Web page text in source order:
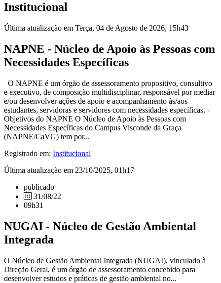
Institucional
Última atualização em Terça, 04 de Agosto de 2026, 15h43
NAPNE - Núcleo de Apoio às Pessoas com
Necessidades Específicas
O NAPNE é um órgão de assessoramento propositivo, consultivo
e executivo, de composição multidisciplinar, responsável por mediar
e/ou desenvolver ações de apoio e acompanhamento às/aos
estudantes, servidoras e servidores com necessidades específicas. -
Objetivos do NAPNE O Núcleo de Apoio às Pessoas com
Necessidades Específicas do Campus Visconde da Graça
(NAPNE/CaVG) tem por...
Registrado em: Institucional
Última atualização em 23/10/2025, 01h17
publicado
31/08/22
09h31
NUGAI - Núcleo de Gestão Ambiental
Integrada
O Núcleo de Gestão Ambiental Integrada (NUGAI), vinculado à
Direção Geral, é um órgão de assessoramento concebido para
desenvolver estudos e práticas de gestão ambiental no...